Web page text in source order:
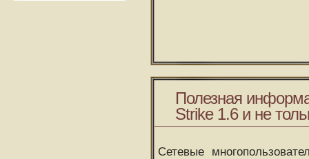
Полезная
Strike 1.6 и не
Сетевые